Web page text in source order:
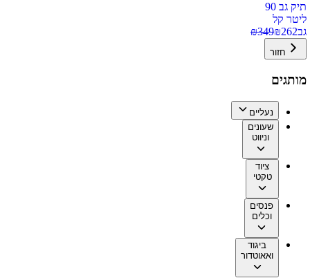
תיק גב 90
ליטר קל
גב
₪262
₪349
חזור
מותגים
נעליים
שעונים
וניווט
ציוד
טקטי
פנסים
וכלים
ביגוד
ואאוטדור